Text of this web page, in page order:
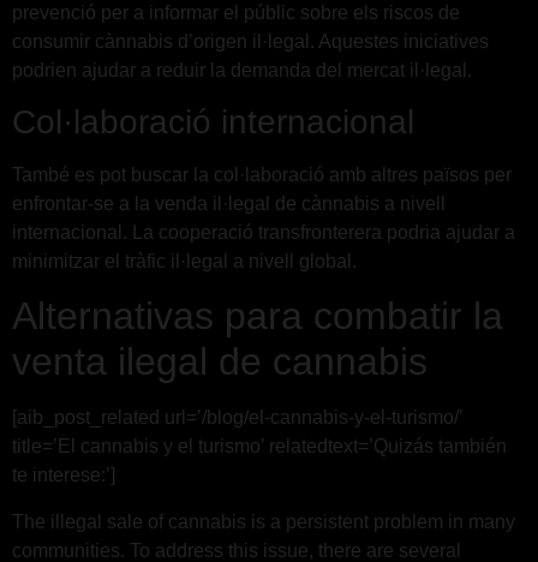
prevenció per a informar el públic sobre els riscos de
consumir cànnabis d’origen il·legal. Aquestes iniciatives
podrien ajudar a reduir la demanda del mercat il·legal.
Col·laboració internacional
També es pot buscar la col·laboració amb altres països per
enfrontar-se a la venda il·legal de cànnabis a nivell
internacional. La cooperació transfronterera podria ajudar a
minimitzar el tràfic il·legal a nivell global.
Alternativas para combatir la
venta ilegal de cannabis
[aib_post_related url=’/blog/el-cannabis-y-el-turismo/’
title=’El cannabis y el turismo’ relatedtext=’Quizás también
te interese:’]
The illegal sale of cannabis is a persistent problem in many
communities. To address this issue, there are several